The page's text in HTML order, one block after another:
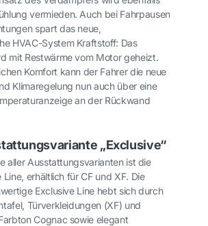
vermieden. Auch bei Fahrpausen
spart das neue,
HVAC-System Kraftstoff: Das
mit Restwärme vom Motor geheizt.
Komfort kann der Fahrer die neue
Klimaregelung nun auch über eine
an der Rückwand
„Exclusive“
aller Ausstattungsvarianten ist die
Line, erhältlich für CF und XF. Die
Exclusive Line hebt sich durch
Türverkleidungen (XF) und
Cognac sowie elegant